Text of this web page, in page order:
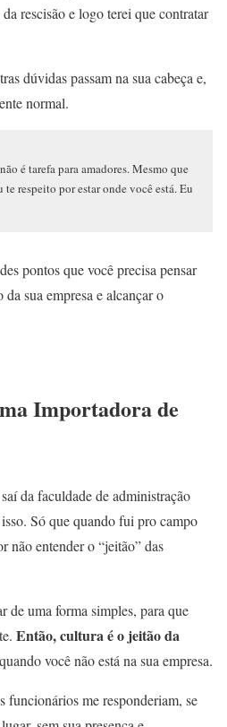
rescisão e logo terei que contratar
dúvidas passam na sua cabeça e,
normal.
é tarefa para amadores. Mesmo que
te respeito por estar onde você está. Eu
pontos que você precisa pensar
sua empresa e alcançar o
Importadora de
da faculdade de administração
Só que quando fui pro campo
não entender o “jeitão” das
de uma forma simples, para que
Então, cultura é o jeitão da
você não está na sua empresa.
funcionários me responderiam, se